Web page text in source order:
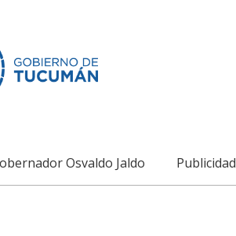
Osvaldo Jaldo Publicidad